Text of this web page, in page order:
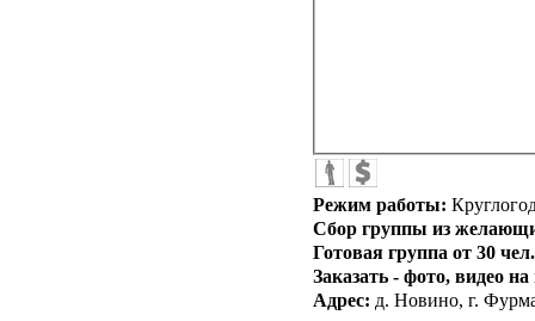
Режим работы:
Сбор группы из
Готовая группа от 30
Заказать - фото, видео
Адрес: д. Новино, г.